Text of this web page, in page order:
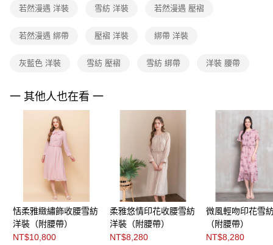
１．於結帳方式選擇「AFTEE先享後付」後，將跳轉至「AFTEE先享後付」
２．訂單成立數日內，您將收到繳費通知簡訊。
３．收到繳費通知簡訊後14天內，點擊此簡訊中的連結，可透過四大超商／
※ 請注意：結帳手續完成當下不需立刻繳費，但若您需要取消訂單，請聯絡
※ 交易是否成功請以「AFTEE先享後付 」之結帳頁面顯示為準，若有關於
客戶支援中心」
https://netprotections.freshdesk.com/support/home
【注意事項】
１．透過由恩沛科技股份有限公司提供之「AFTEE先享後付」服務完成之交
易，需依本服務之必要範圍內提供個人資料，並將交易相關給付款項請求債
權轉讓予恩沛科技股份有限公司。
２．關於個人資料處理事宜，請瀏覽以下網址：
https://aftee.tw/terms/#terms3
３．未成年的使用者請事先徵得法定代理人或監護人之同意方可使用
「AFTEE先享後付」，若未經同意申辦者引起之損失，本公司不負相關責
任。
４．使用「AFTEE先享後付」時，將依據個別帳號之用戶狀況，依本公司即
每筆NT$90，滿NT$3,600(含以上)免運費
黑貓宅配
離島宅配 (蘭嶼恕不配送)
付款後門市自取
若然漫遇 洋裝 雪紡 洋裝 若然漫遇 壓褶
若然漫遇 綁帶 壓褶 洋裝 綁帶 洋裝
灰藍色 洋裝 雪紡 壓褶 雪紡 綁帶 洋裝 腰帶
一 其他人也在看 一
恬柔雅緻繡飾收腰雪紡
洋裝（附腰帶）
NT$10,800
柔雅悠情印花收腰雪紡
洋裝（附腰帶）
NT$8,280
微風輕吻印花雪
（附腰帶）
NT$8,280